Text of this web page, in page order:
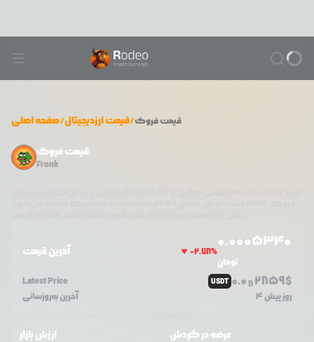
صفحه اصلی/قیمت ارزدیجیتال/ قیمتفروک
قیمت فروک
Fronk
آخرین قیمت -2.78%
0.0005340
تومان
Latest Price
USDT 0.0 82859$
آخرین به‌روزسانی 4 روز پیش
ارزش بازار عرضه در گردش